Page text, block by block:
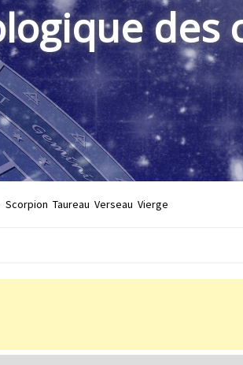
des
Scorpion Taureau Verseau Vierge